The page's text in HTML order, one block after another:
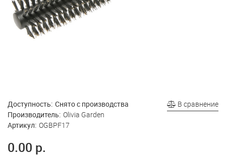
В сравнение
Доступность: Снято с производства
Производитель: Olivia Garden
Артикул: OGBPF17
0.00 р.